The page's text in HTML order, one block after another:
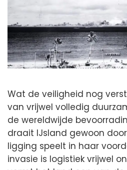
Wat de veiligheid nog
van vrijwel volledig
de wereldwijde
draait IJsland gewoon
ligging speelt in haar
invasie is logistiek vrijwel